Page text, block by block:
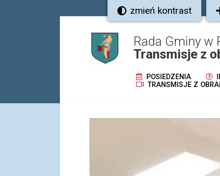
zmień kontrast
Rada Gminy w
Transmisje z
POSIEDZENIA
TRANSMISJE Z